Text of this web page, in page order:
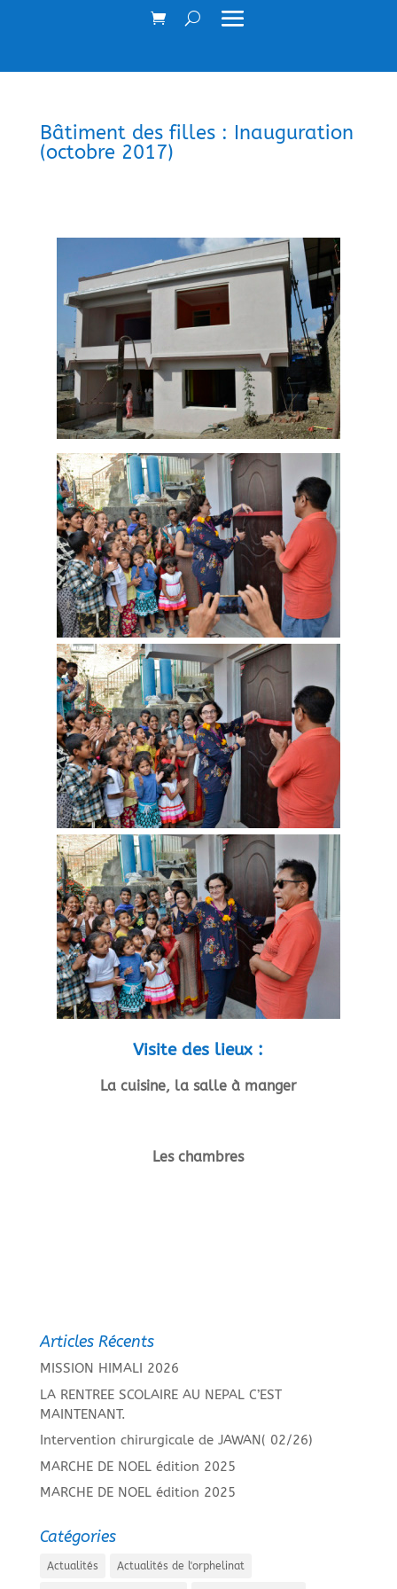
Bâtiment des filles : Inauguration
(octobre 2017)
Visite des lieux :
La cuisine, la salle à manger
Les chambres
Articles Récents
MISSION HIMALI 2026
LA RENTREE SCOLAIRE AU NEPAL C’EST
MAINTENANT.
Intervention chirurgicale de JAWAN( 02/26)
MARCHE DE NOEL édition 2025
MARCHE DE NOEL édition 2025
Catégories
Actualités Actualités de l'orphelinat